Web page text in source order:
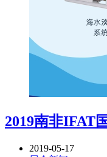
2019南非IFAT
2019-05-17